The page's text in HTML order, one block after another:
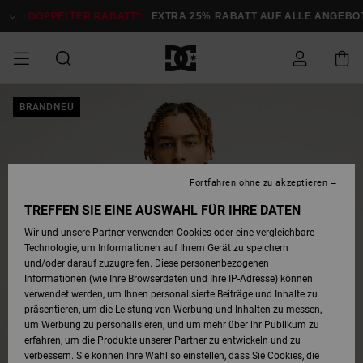
Produktinformation
DOPPELTER RABATT*: EXTRA 25% RABATT AUF ALLE ANGEBOTE
DOPPELTER
SALE MÄNNER
Accessoires
SALE SNOW
T-Shirts
Jacken &
SALE FRAUEN
SALE KINDER Sale
Sale Snow
Jacken &
Hoodies &
ESSENTIALS
Lynx
Pure
Net
Alle ansehen
HIGHLIGHTS
DC Command
Manteca
Construct
Ascend
SCHUHE Sneakers
Sandalen
Winterschuhe
Snowboard
BEKLEIDUNG
T-shirts
Hemden
Jeans
Jacken &
ACCESSOIRES
Taschen &
ESSENTIALS
Alle ansehen
HIGHLIGHTS
DC Command
Manteca
Best Sellers
SCHUHE Skate
Sandalen
Snowboard
Unisex
KLEIDUNG
Alle ansehen
KINDER
ESSENTIALS
Stag
SCHUHE
Babyschuhe
Sneakers
Alle ansehen
BEKLEIDUNG
Sweatshirts &
Hemden
ACCESSOIRES
Taschen
Alle ansehen
SKATE
SKATE SHOP
COMMUNITY
SNOW SHOP FÜR
MÄNNER
Snowboard
Winterschuhe
Polarfleece &
Softshells
FRAUEN
Alle ansehen
SNOW SHOP FÜR
KINDER
Mützen
Alle ansehen
Auf meine
Bestellung
zugreifen
Versand
Retouren
Bezahlung
Geschenkkarte
BRANDNEU
TREFFEN SIE EINE AUSWAHL FÜR IHRE DATEN
Wir und unsere Partner verwenden Cookies oder eine vergleichbare
Technologie, um Informationen auf Ihrem Gerät zu speichern
und/oder darauf zuzugreifen. Diese personenbezogenen
Informationen (wie Ihre Browserdaten und Ihre IP-Adresse) können
verwendet werden, um Ihnen personalisierte Beiträge und Inhalte zu
präsentieren, um die Leistung von Werbung und Inhalten zu messen,
um Werbung zu personalisieren, und um mehr über ihr Publikum zu
erfahren, um die Produkte unserer Partner zu entwickeln und zu
verbessern. Sie können Ihre Wahl so einstellen, dass Sie Cookies, die
Fortfahren ohne zu akzeptieren